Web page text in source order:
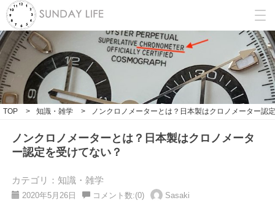
TOP > 知識・雑学 > ノンクロノメーターとは？日本製はクロノメーター認
ノンクロノメーターとは？日本製はクロノメータ
ー認定を受けてない？
カテゴリ：知識・雑学
2020年5月26日 コメント数:(0) Sasaki